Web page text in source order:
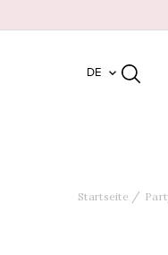
DE 
Startseite